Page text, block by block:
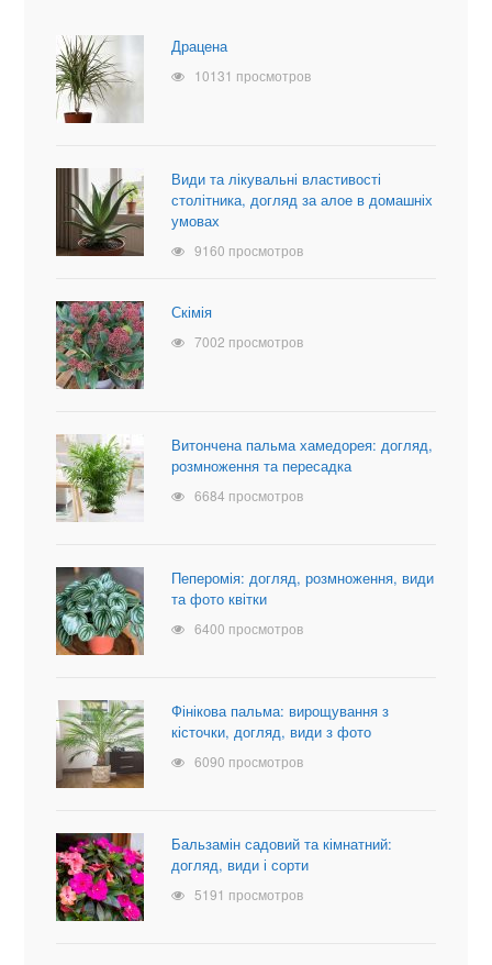
Драцена
10131 просмотров
Види та лікувальні властивості
столітника, догляд за алое в домашніх
умовах
9160 просмотров
Скімія
7002 просмотров
Витончена пальма хамедорея: догляд,
розмноження та пересадка
6684 просмотров
Пеперомія: догляд, розмноження, види
та фото квітки
6400 просмотров
Фінікова пальма: вирощування з
кісточки, догляд, види з фото
6090 просмотров
Бальзамін садовий та кімнатний:
догляд, види і сорти
5191 просмотров